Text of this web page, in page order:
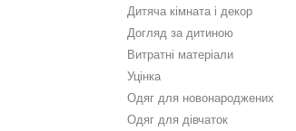
Дитяча кімната і декор
Догляд за дитиною
Витратні матеріали
Уцінка
Одяг для новонароджених
Одяг для дівчаток